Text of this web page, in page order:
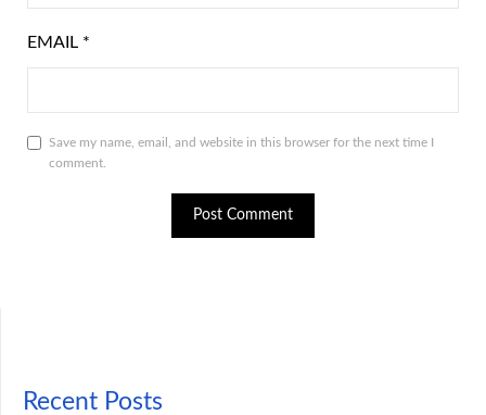
EMAIL *
Save my name, email, and website in this browser for the next time I
comment.
Recent Posts